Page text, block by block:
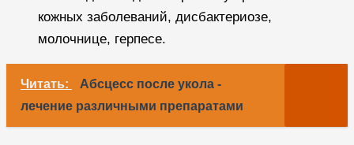
кожных заболеваний, дисбактериозе,
молочнице, герпесе.
Читать:
Абсцесс после укола -
лечение различными препаратами